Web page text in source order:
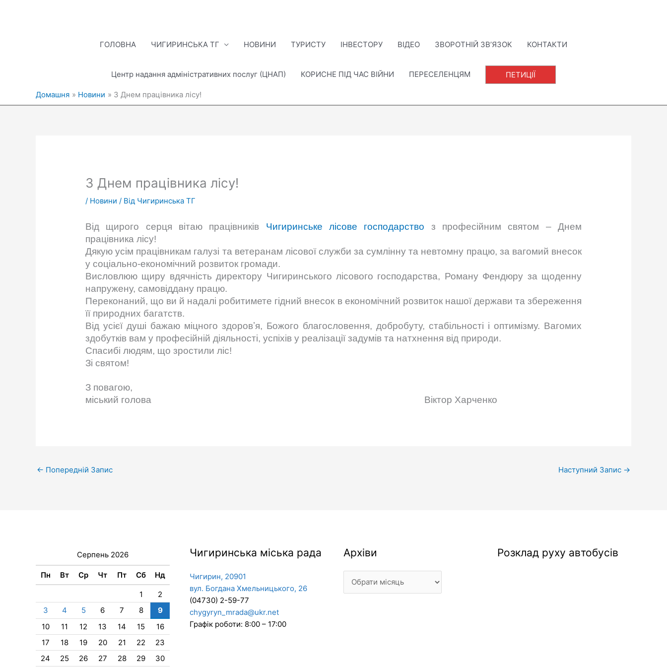
ГОЛОВНА
ЧИГИРИНСЬКА ТГ НОВИНИ ТУРИСТУ ІНВЕСТОРУ ВІДЕО ЗВОРОТНІЙ ЗВ’ЯЗОК КОНТАКТИ
Центр надання адміністративних послуг (ЦНАП) КОРИСНЕ ПІД ЧАС ВІЙНИ ПЕРЕСЕЛЕНЦЯМ ПЕТИЦІЇ
Домашня Новини З Днем працівника лісу!
З Днем працівника лісу!
/ Новини / Від Чигиринська ТГ
Від щирого серця вітаю працівників Чигиринське лісове господарство з професійним святом – Днем
працівника лісу!
Дякую усім працівникам галузі та ветеранам лісової служби за сумлінну та невтомну працю, за вагомий внесок
у соціально-економічний розвиток громади.
Висловлюю щиру вдячність директору Чигиринського лісового господарства, Роману Фендюру за щоденну
напружену, самовіддану працю.
Переконаний, що ви й надалі робитимете гідний внесок в економічний розвиток нашої держави та збереження
її природних багатств.
Від усієї душі бажаю міцного здоровʼя, Божого благословення, добробуту, стабільності і оптимізму. Вагомих
здобутків вам у професійній діяльності, успіхів у реалізації задумів та натхнення від природи.
Спасибі людям, що зростили ліс!
Зі святом!
З повагою,
міський голова Віктор Харченко
← Попередній Запис Наступний Запис →
Серпень 2026
Пн Вт Ср Чт Пт Сб Нд
1
2
3
4 5 6 7 8
9
10
11 12 13 14 15
16
17
18 19 20 21 22
23
24
25 26 27 28 29 30
Чигиринська міська рада
Чигирин, 20901
вул. Богдана Хмельницького, 26
(04730) 2-59-77
chygyryn_mrada@ukr.net
Графік роботи: 8:00 – 17:00
Архіви
Архіви Розклад руху автобусів